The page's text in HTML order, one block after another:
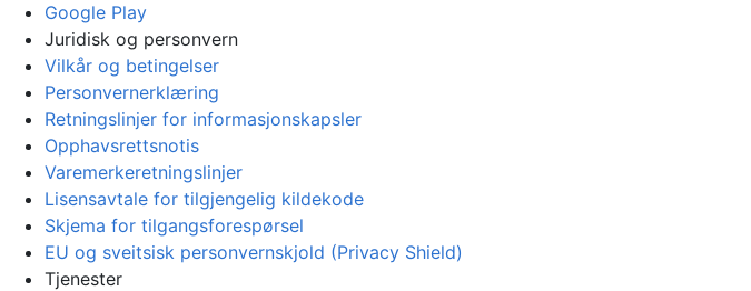
Google Play
Juridisk og personvern
Vilkår og betingelser
Personvernerklæring
Retningslinjer for informasjonskapsler
Opphavsrettsnotis
Varemerkeretningslinjer
Lisensavtale for tilgjengelig kildekode
Skjema for tilgangsforespørsel
EU og sveitsisk personvernskjold (Privacy Shield)
Tjenester